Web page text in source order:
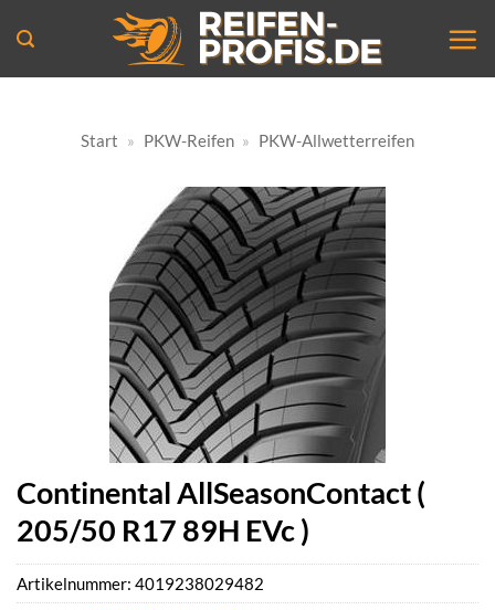
Inhalt
springen
Start » PKW-Reifen » PKW-Allwetterreifen
Continental AllSeasonContact (
205/50 R17 89H EVc )
Artikelnummer: 4019238029482